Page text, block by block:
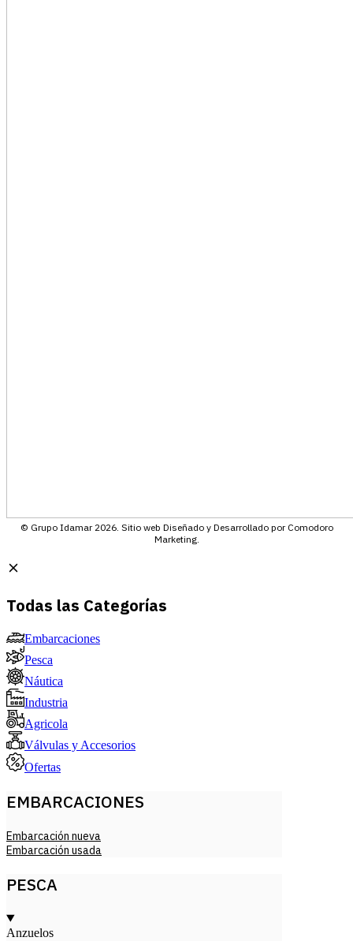
© Grupo Idamar 2026. Sitio web Diseñado y Desarrollado por Comodoro
Marketing.
Todas las Categorías
Embarcaciones
Pesca
Náutica
Industria
Agricola
Válvulas y Accesorios
Ofertas
EMBARCACIONES
Embarcación nueva
Embarcación usada
PESCA
Anzuelos